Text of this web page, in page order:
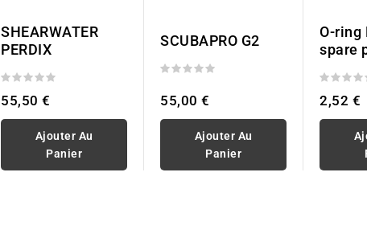
SHEARWATER
PERDIX
55,50 €
Ajouter Au
Panier
SCUBAPRO G2
55,00 €
Ajouter Au
Panier
O-ring
spare
2,52 €